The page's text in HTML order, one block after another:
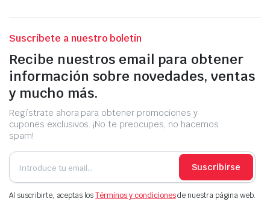
Suscríbete a nuestro boletín
Recibe nuestros email para obtener
información sobre novedades, ventas
y mucho más.
Regístrate ahora para obtener promociones y
cupones exclusivos. ¡No te preocupes, no hacemos
spam!
Suscribirse
Al suscribirte, aceptas losTérminos y condicionesde nuestra página web.